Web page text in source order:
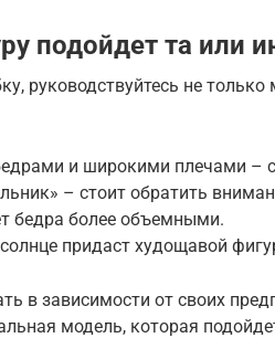
подойдет та или
руководствуйтесь не
и широкими плечами – с
– стоит обратить
бедра более объемными.
придаст худощавой
в зависимости от своих
модель, которая